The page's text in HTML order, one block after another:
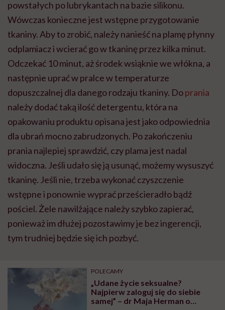
powstałych po lubrykantach na bazie silikonu.
Wówczas konieczne jest wstępne przygotowanie
tkaniny. Aby to zrobić, należy nanieść na plamę płynny
odplamiacz i wcierać go w tkaninę przez kilka minut.
Odczekać 10 minut, aż środek wsiąknie we włókna, a
następnie uprać w pralce w temperaturze
dopuszczalnej dla danego rodzaju tkaniny. Doprania
należy dodać taką ilość detergentu, która na
opakowaniu produktu opisana jest jako odpowiednia
dla ubrań mocno zabrudzonych. Po zakończeniu
prania najlepiej sprawdzić, czy plama jest nadal
widoczna. Jeśli udało się ją usunąć, możemy wysuszyć
tkaninę. Jeśli nie, trzeba wykonać czyszczenie
wstępne i ponownie wyprać prześcieradło bądź
pościel. Żele nawilżające należy szybko zapierać,
ponieważ im dłużej pozostawimy je bez ingerencji,
tym trudniej będzie się ich pozbyć.
POLECAMY
„Udane życie seksualne?
Najpierw zaloguj się do siebie
samej” – dr Maja Herman o